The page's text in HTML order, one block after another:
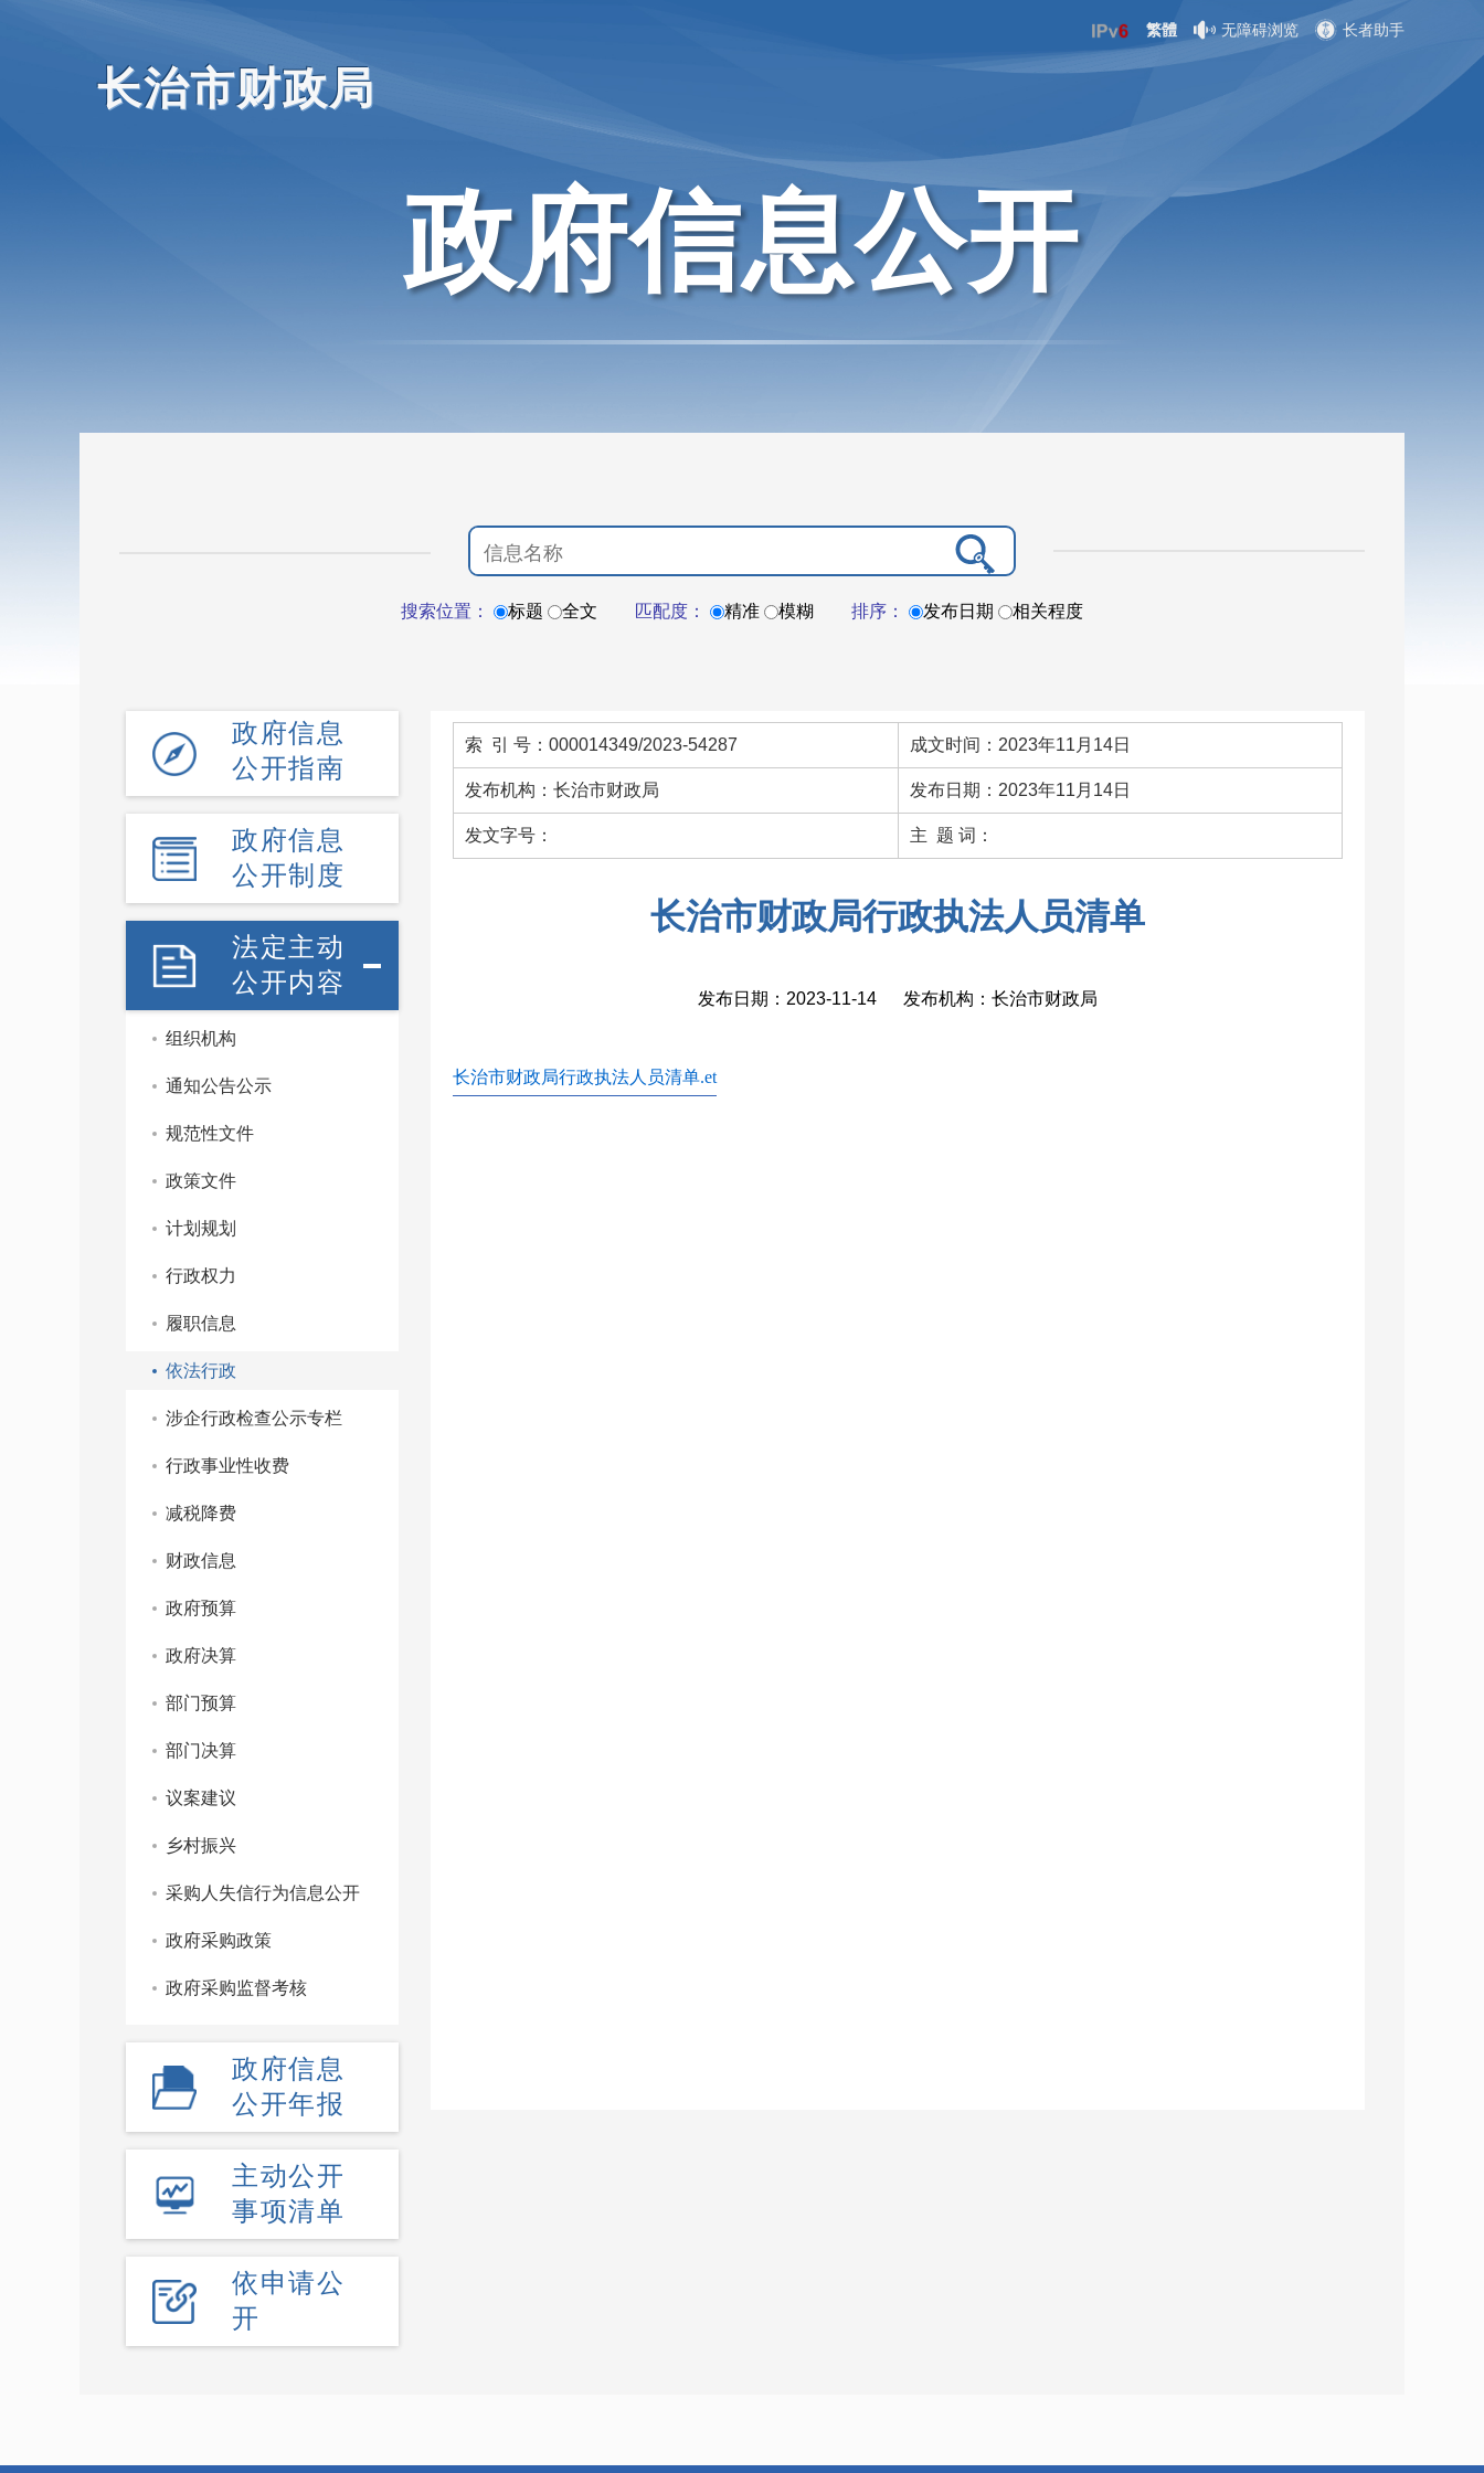
长治市财政局
繁體 无障碍浏览 长者助手
政府信息公开
搜索位置： 标题 全文 匹配度： 精准 模糊 排序： 发布日期 相关程度
政府信息
公开指南
政府信息
公开制度
法定主动
公开内容
组织机构
通知公告公示
规范性文件
政策文件
计划规划
行政权力
履职信息
依法行政
涉企行政检查公示专栏
行政事业性收费
减税降费
财政信息
政府预算
政府决算
部门预算
部门决算
议案建议
乡村振兴
采购人失信行为信息公开
政府采购政策
政府采购监督考核
政府信息
公开年报
主动公开
事项清单
依申请公
开
索 引 号：000014349/2023-54287 成文时间：2023年11月14日
发布机构：长治市财政局 发布日期：2023年11月14日
发文字号： 主 题 词：
长治市财政局行政执法人员清单
发布日期：2023-11-14 发布机构：长治市财政局
长治市财政局行政执法人员清单.et